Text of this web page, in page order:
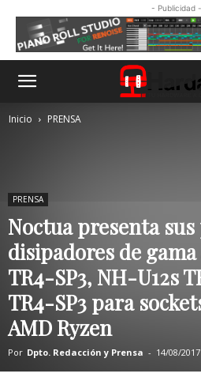
- Publicidad -
Inicio PRENSA
PRENSA
Noctua presenta
disipadores de
TR4-SP3, NH-U12s
TR4-SP3 para
AMD Ryzen
Por Dpto. Redacción y Prensa - 14/08/2017